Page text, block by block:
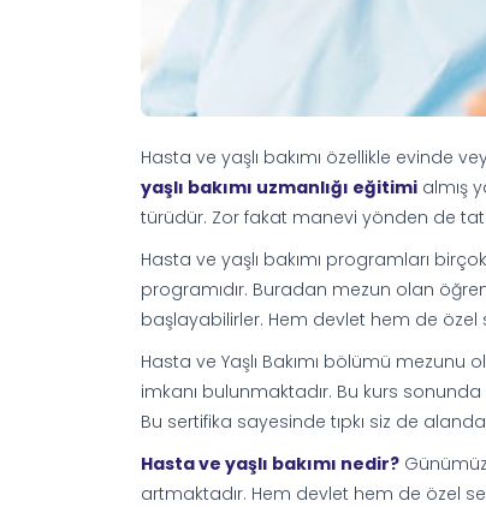
Hasta ve yaşlı bakımı özellikle evinde
yaşlı bakımı uzmanlığı eğitimi almış
türüdür. Zor fakat manevi yönden de
Hasta ve yaşlı bakımı programları
programıdır. Buradan mezun olan
başlayabilirler. Hem devlet hem de özel
Hasta ve Yaşlı Bakımı bölümü mezunu
imkanı bulunmaktadır. Bu kurs
Bu sertifika sayesinde tıpkı siz de
Hasta ve yaşlı bakımı nedir?
artmaktadır. Hem devlet hem de özel